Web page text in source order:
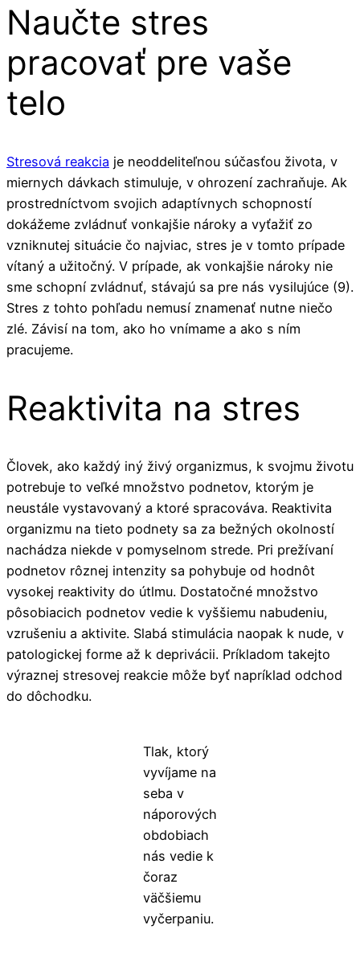
Naučte stres
pracovať pre vaše
telo
Stresová reakcia je neoddeliteľnou súčasťou života, v
miernych dávkach stimuluje, v ohrození zachraňuje. Ak
prostredníctvom svojich adaptívnych schopností
dokážeme zvládnuť vonkajšie nároky a vyťažiť zo
vzniknutej situácie čo najviac, stres je v tomto prípade
vítaný a užitočný. V prípade, ak vonkajšie nároky nie
sme schopní zvládnuť, stávajú sa pre nás vysilujúce (9).
Stres z tohto pohľadu nemusí znamenať nutne niečo
zlé. Závisí na tom, ako ho vnímame a ako s ním
pracujeme.
Reaktivita na stres
Človek, ako každý iný živý organizmus, k svojmu životu
potrebuje to veľké množstvo podnetov, ktorým je
neustále vystavovaný a ktoré spracováva. Reaktivita
organizmu na tieto podnety sa za bežných okolností
nachádza niekde v pomyselnom strede. Pri prežívaní
podnetov rôznej intenzity sa pohybuje od hodnôt
vysokej reaktivity do útlmu. Dostatočné množstvo
pôsobiacich podnetov vedie k vyššiemu nabudeniu,
vzrušeniu a aktivite. Slabá stimulácia naopak k nude, v
patologickej forme až k deprivácii. Príkladom takejto
výraznej stresovej reakcie môže byť napríklad odchod
do dôchodku.
Tlak, ktorý
vyvíjame na
seba v
náporových
obdobiach
nás vedie k
čoraz
väčšiemu
vyčerpaniu.